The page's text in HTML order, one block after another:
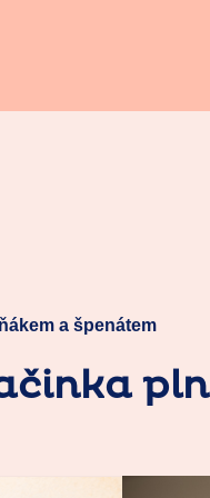
a špenátem